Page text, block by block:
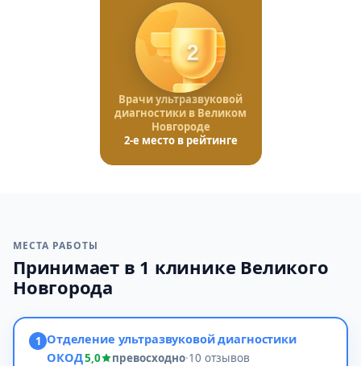
2
Врачи ультразвуковой
диагностики в Великом
Новгороде
2-е место в рейтинге
МЕСТА РАБОТЫ
Принимает в 1 клинике Великого
Новгорода
1 Отделение ультразвуковой диагностики
ОКОД5,0 превосходно·10 отзывов